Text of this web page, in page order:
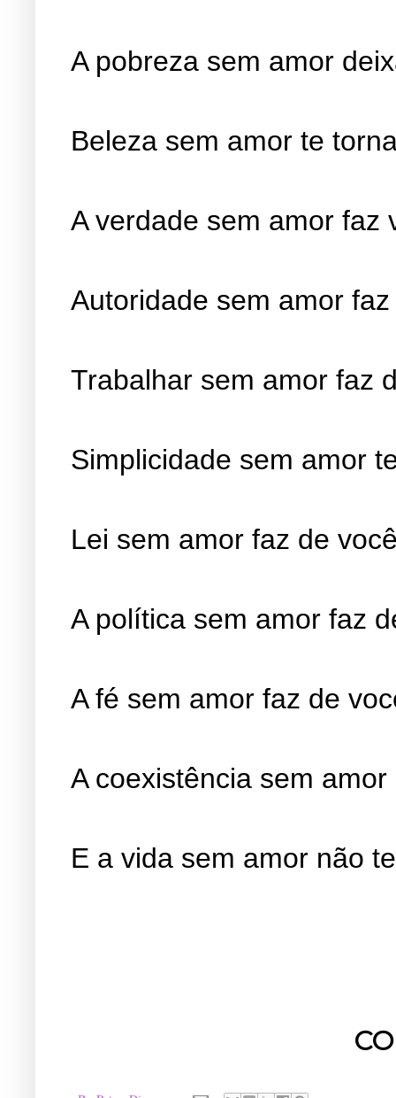
A pobreza sem amor
Beleza sem amor te
A verdade sem amor faz
Autoridade sem amor
Trabalhar sem amor faz
Simplicidade sem amor
Lei sem amor faz de
A política sem amor faz
A fé sem amor faz de
A coexistência sem
E a vida sem amor não